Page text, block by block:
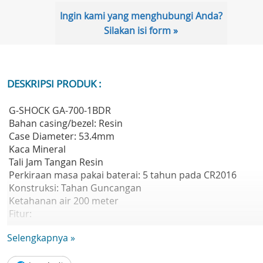
Ingin kami yang menghubungi Anda?
Silakan isi form »
DESKRIPSI PRODUK :
G-SHOCK GA-700-1BDR
Bahan casing/bezel: Resin
Case Diameter: 53.4mm
Kaca Mineral
Tali Jam Tangan Resin
Perkiraan masa pakai baterai: 5 tahun pada CR2016
Konstruksi: Tahan Guncangan
Ketahanan air 200 meter
Fitur:
terkoordinasi), waktu musim panas aktif/nonaktif,
Selengkapnya »